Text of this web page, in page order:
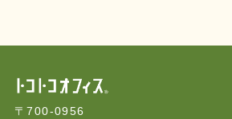
〒700-0956